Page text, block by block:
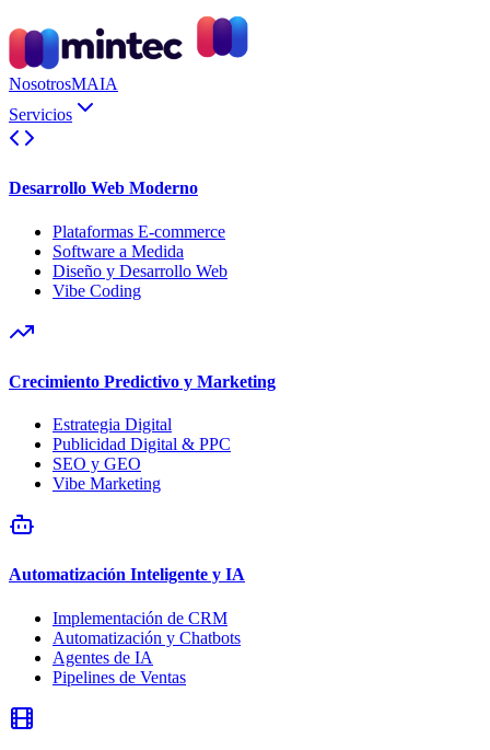
NosotrosMAIA
Servicios
Desarrollo Web Moderno
Plataformas E-commerce
Software a Medida
Diseño y Desarrollo Web
Vibe Coding
Crecimiento Predictivo y Marketing
Estrategia Digital
Publicidad Digital & PPC
SEO y GEO
Vibe Marketing
Automatización Inteligente y IA
Implementación de CRM
Automatización y Chatbots
Agentes de IA
Pipelines de Ventas